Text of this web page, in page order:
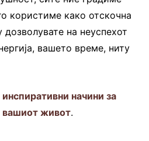
користиме како отскочна
на неуспехот
вашето време, ниту
инспиративни начини за
вашиот живот.